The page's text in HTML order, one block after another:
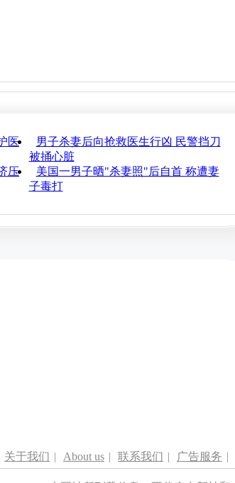
医
男子杀妻后向抢救医生行凶 民警挡刀
被捅心脏
压
美国一男子晒"杀妻照"后自首 称遭妻
子毒打
关于我们 | About us | 联系我们 | 广告服务 |